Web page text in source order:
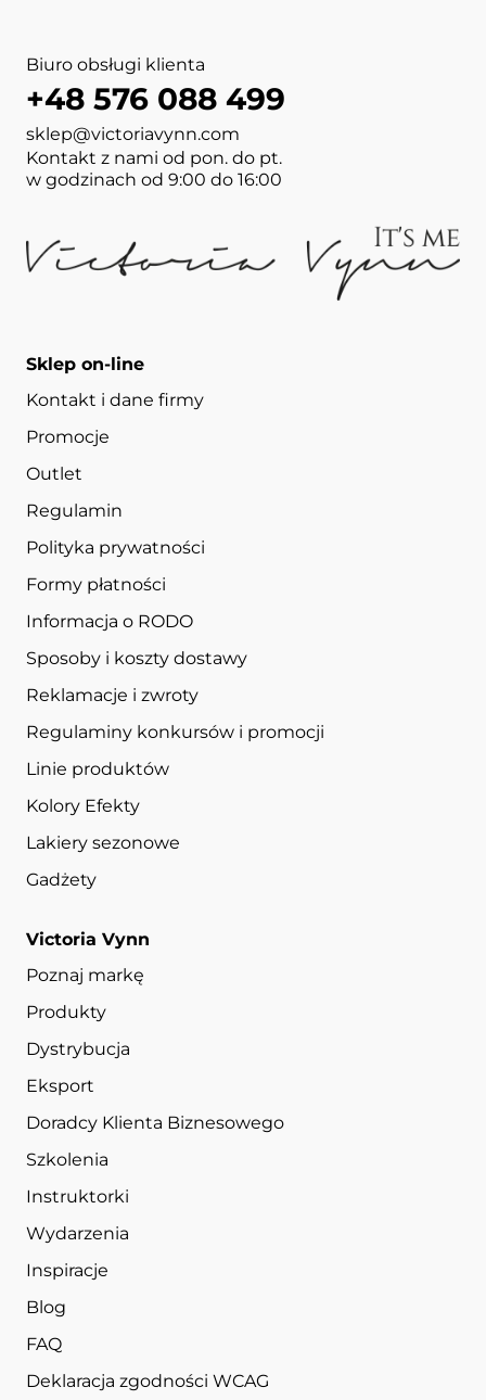
Biuro obsługi klienta
+48 576 088 499
sklep@victoriavynn.com
Kontakt z nami od pon. do pt.
w godzinach od 9:00 do 16:00
Sklep on-line
Kontakt i dane firmy
Promocje
Outlet
Regulamin
Polityka prywatności
Formy płatności
Informacja o RODO
Sposoby i koszty dostawy
Reklamacje i zwroty
Regulaminy konkursów i promocji
Linie produktów
Kolory Efekty
Lakiery sezonowe
Gadżety
Victoria Vynn
Poznaj markę
Produkty
Dystrybucja
Eksport
Doradcy Klienta Biznesowego
Szkolenia
Instruktorki
Wydarzenia
Inspiracje
Blog
FAQ
Deklaracja zgodności WCAG